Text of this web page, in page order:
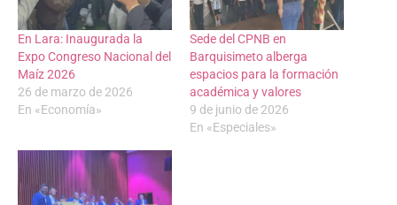
En Lara: Inaugurada la
Expo Congreso Nacional del
Maíz 2026
26 de marzo de 2026
En «Economía»
Sede del CPNB en
Barquisimeto alberga
espacios para la formación
académica y valores
9 de junio de 2026
En «Especiales»